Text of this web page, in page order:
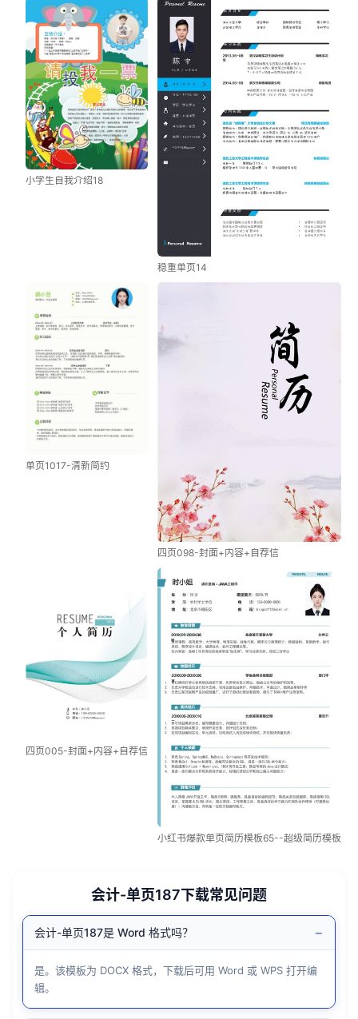
小学生自我介绍18
稳重单页14
单页1017-清新简约
四页098-封面+内容+自荐信
四页005-封面+内容+自荐信
小红书爆款单页简历模板65--超级简历模板
会计-单页187下载常见问题
会计-单页187是 Word 格式吗？ −
是。该模板为 DOCX 格式，下载后可用 Word 或 WPS 打开编
辑。